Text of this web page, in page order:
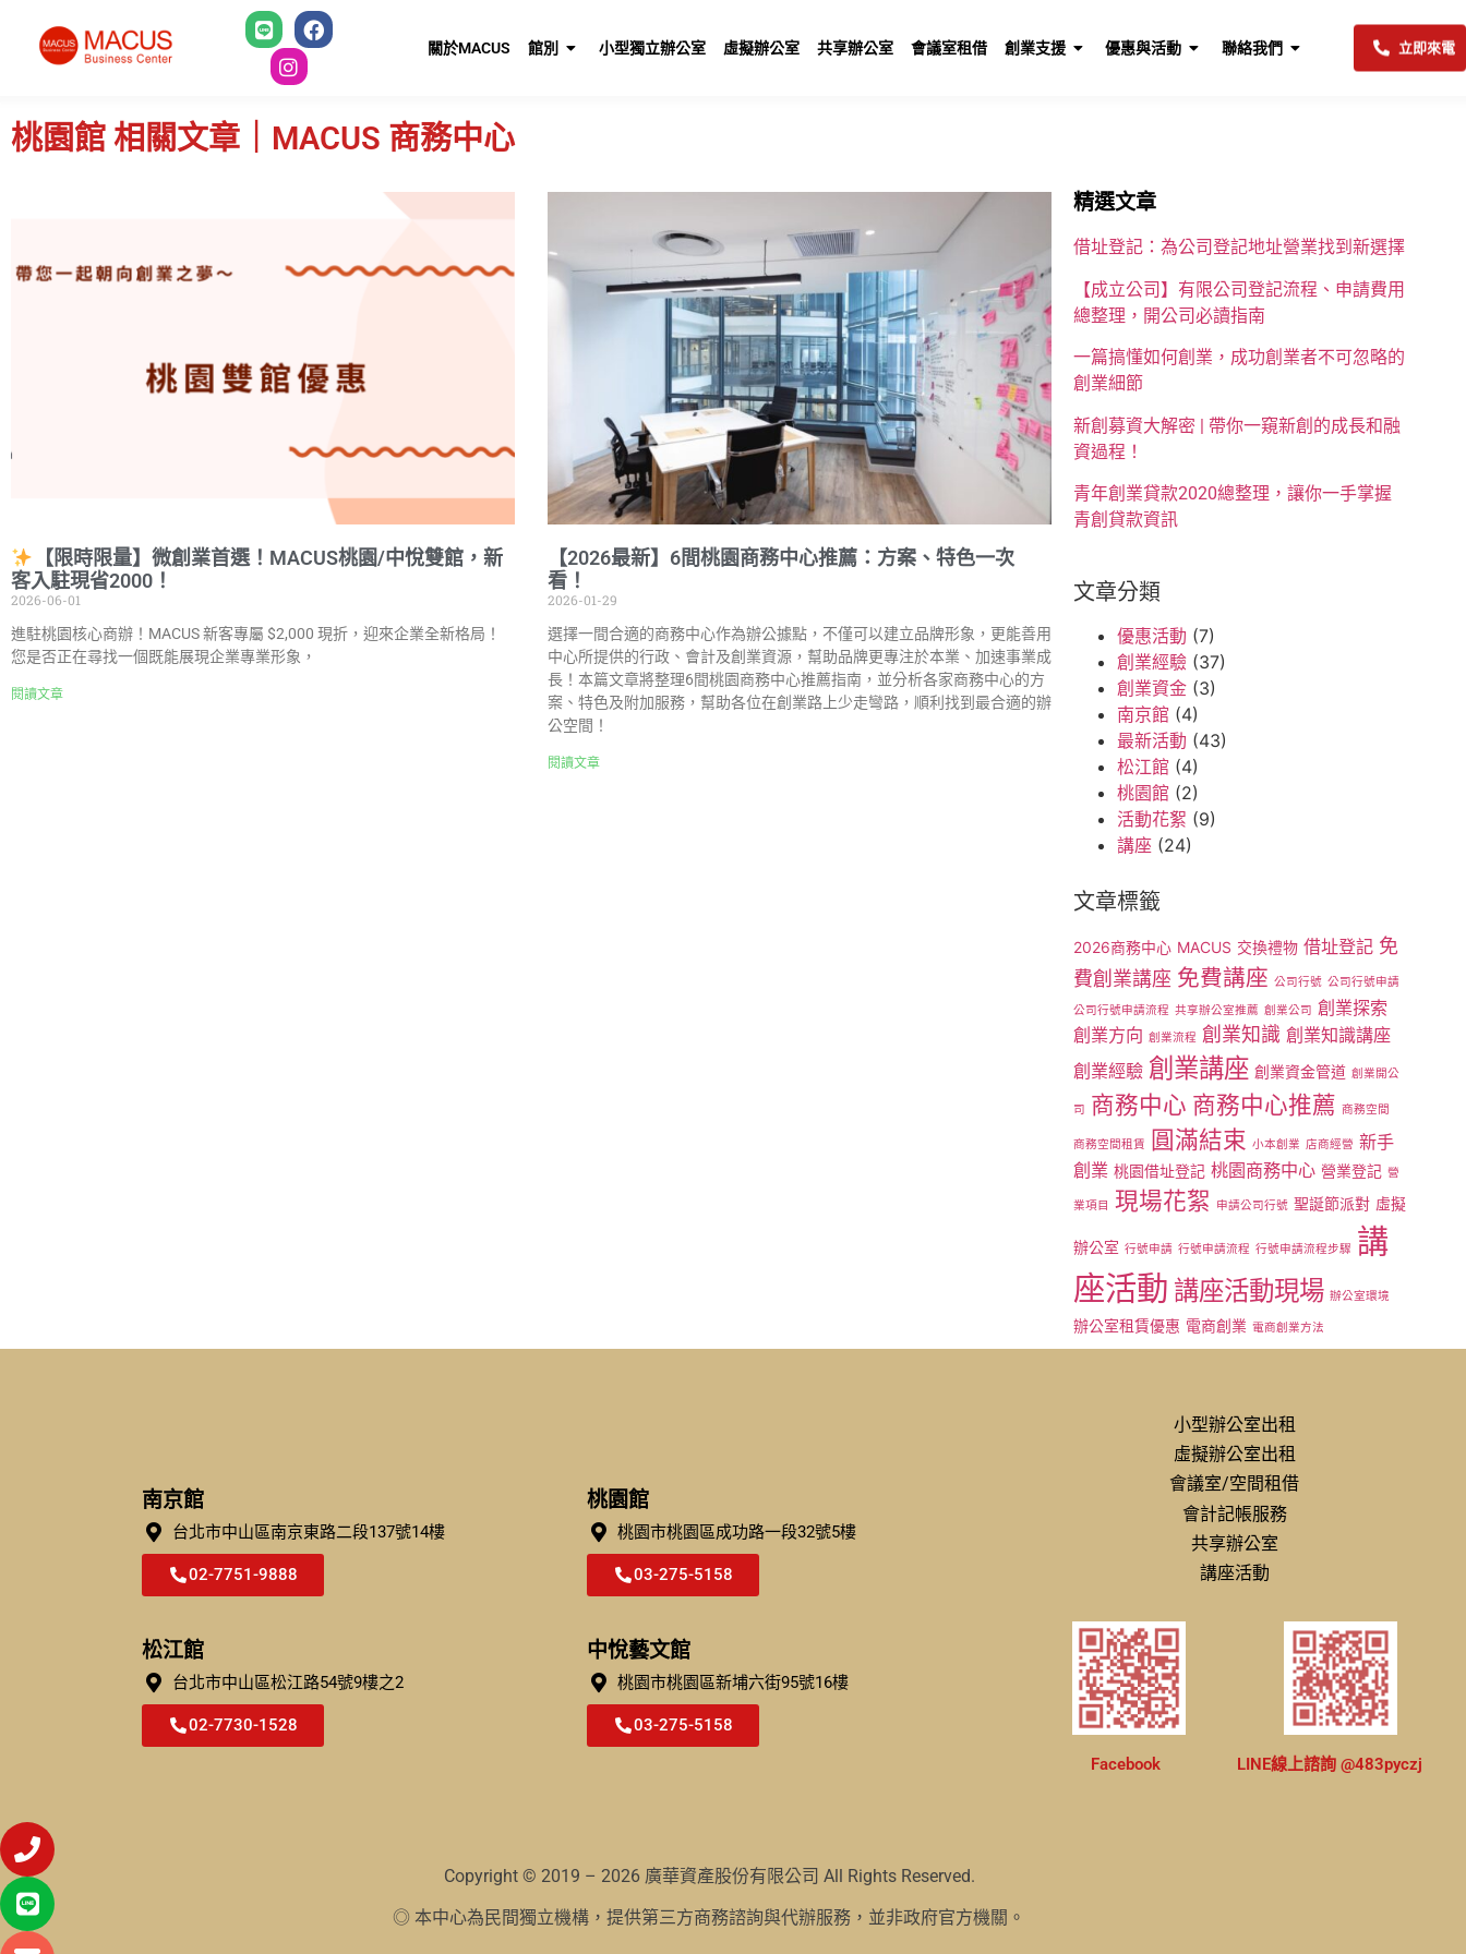
立即來電
關於MACUS 館別 小型獨立辦公室 虛擬辦公室 共享辦公室 會議室租借 創業支援 優惠與活動 聯絡我們
桃園館 相關文章｜MACUS 商務中心
【限時限量】微創業首選！MACUS桃園/中悅雙館，新
客入駐現省2000！
2026-06-01
進駐桃園核心商辦！MACUS 新客專屬 $2,000 現折，迎來企業全新格局！
您是否正在尋找一個既能展現企業專業形象，
閱讀文章
【2026最新】6間桃園商務中心推薦：方案、特色一次
看！
2026-01-29
選擇一間合適的商務中心作為辦公據點，不僅可以建立品牌形象，更能善用
中心所提供的行政、會計及創業資源，幫助品牌更專注於本業、加速事業成
長！本篇文章將整理6間桃園商務中心推薦指南，並分析各家商務中心的方
案、特色及附加服務，幫助各位在創業路上少走彎路，順利找到最合適的辦
公空間！
閱讀文章
精選文章
借址登記：為公司登記地址營業找到新選擇
【成立公司】有限公司登記流程、申請費用
總整理，開公司必讀指南
一篇搞懂如何創業，成功創業者不可忽略的
創業細節
新創募資大解密 | 帶你一窺新創的成長和融
資過程！
青年創業貸款2020總整理，讓你一手掌握
青創貸款資訊
文章分類
優惠活動 (7)
創業經驗 (37)
創業資金 (3)
南京館 (4)
最新活動 (43)
松江館 (4)
桃園館 (2)
活動花絮 (9)
講座 (24)
文章標籤
2026商務中心 MACUS 交換禮物 借址登記 免
費創業講座 免費講座 公司行號 公司行號申請
公司行號申請流程 共享辦公室推薦 創業公司 創業探索
創業方向 創業流程 創業知識 創業知識講座
創業經驗 創業講座 創業資金管道 創業開公
司 商務中心 商務中心推薦 商務空間
商務空間租賃 圓滿結束 小本創業 店商經營 新手
創業 桃園借址登記 桃園商務中心 營業登記 營
業項目 現場花絮 申請公司行號 聖誕節派對 虛擬
辦公室 行號申請 行號申請流程 行號申請流程步驟 講
座活動 講座活動現場 辦公室環境
辦公室租賃優惠 電商創業 電商創業方法
南京館
台北市中山區南京東路二段137號14樓
02-7751-9888
松江館
台北市中⼭區松江路54號9樓之2
02-7730-1528
桃園館
桃園市桃園區成功路一段32號5樓​
03-275-5158
中悅藝文館
桃園市桃園區新埔六街95號16樓
03-275-5158
小型辦公室出租
虛擬辦公室出租
會議室/空間租借
會計記帳服務
共享辦公室
講座活動
Facebook LINE線上諮詢 @483pyczj
Copyright © 2019 – 2026 廣華資產股份有限公司 All Rights Reserved.
◎ 本中心為民間獨立機構，提供第三方商務諮詢與代辦服務，並非政府官方機關。